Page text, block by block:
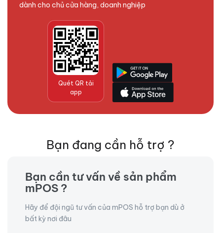
dành cho chủ cửa hàng, doanh nghiệp
Quét QR tải
app
Bạn đang cần hỗ trợ ?
Bạn cần tư vấn về sản phẩm
mPOS ?
Hãy để đội ngũ tư vấn của mPOS hỗ trợ bạn dù ở
bất kỳ nơi đâu